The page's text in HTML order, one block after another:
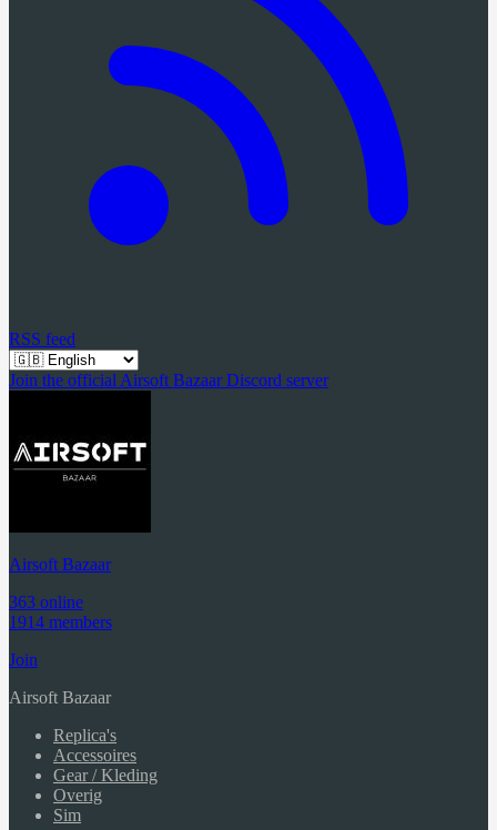
RSS feed
Join the official Airsoft Bazaar Discord server
Airsoft Bazaar
363 online
1914 members
Join
Airsoft Bazaar
Replica's
Accessoires
Gear / Kleding
Overig
Sim